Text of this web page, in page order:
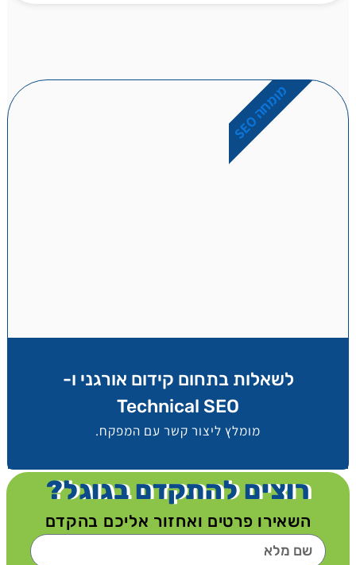
לשאלות בתחום קידום אורגני ו-
Technical SEO
מומלץ ליצור קשר עם המפקח.
מ
ו
מ
ח
ה
S
E
O
רוצים להתקדם בגוגל?
השאירו פרטים ואחזור אליכם בהקדם